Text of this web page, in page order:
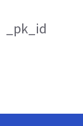
_pk_id